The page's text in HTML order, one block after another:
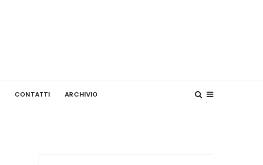
CONTATTI ARCHIVIO